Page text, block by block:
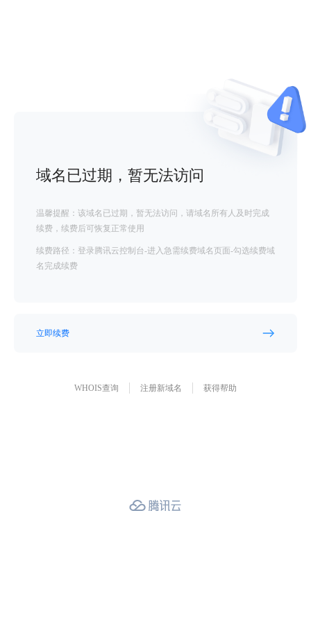
域名已过期，暂无法访问
温馨提醒：该域名已过期，暂无法访问，请域名所有人及时完成
续费，续费后可恢复正常使用
续费路径：登录腾讯云控制台-进入急需续费域名页面-勾选续费域
名完成续费
立即续费
WHOIS查询 注册新域名 获得帮助